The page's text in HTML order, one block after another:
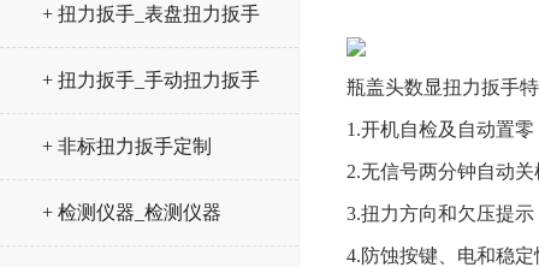
+ 扭力扳手_表盘扭力扳手
+ 扭力扳手_手动扭力扳手
+ 非标扭力扳手定制
+ 检测仪器_检测仪器
瓶盖头数显扭力扳手
1.开机自检及自动置
2.无信号两分钟自动
3.扭力方向和欠压提示
4.防蚀按键、电和稳